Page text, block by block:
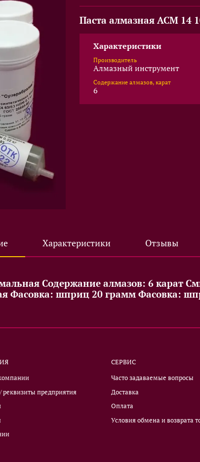
Паста алмазная АСМ 14
Характеристики
Производитель
Алмазный инструмент
Содержание алмазов, карат
6
Характеристики Отзывы
Содержание алмазов: 6 карат
Фасовка: шприц 20 грамм Фасовка:
реквизиты предприятия
СЕРВИС
Часто задаваемые вопросы
Доставка
Оплата
Условия обмена и возврата